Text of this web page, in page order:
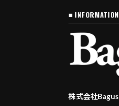
■ INFORMATION
株式会社Bagus